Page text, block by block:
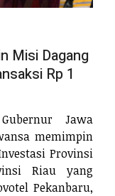
Misi Dagang
Rp 1
Gubernur Jawa
memimpin
Provinsi
Riau yang
Pekanbaru,